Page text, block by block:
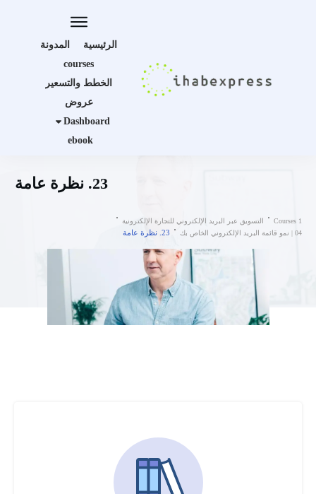
الرئيسية
المدونة
courses
الخطط والتسعير
عروض
Dashboard
ebook
23. نظرة عامة
Courses 1
التسويق عبر البريد الإلكتروني للتجارة الإلكترونية
04 | نمو قائمة البريد الإلكتروني الخاص بك
23. نظرة عامة